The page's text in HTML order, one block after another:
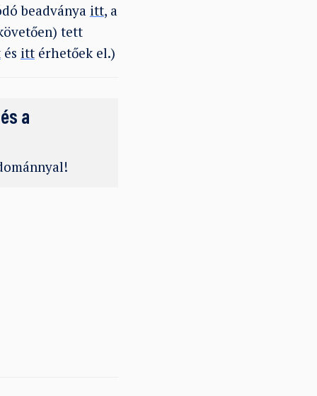
beadványa itt, a
tett
és ittérhetőek el.)
a